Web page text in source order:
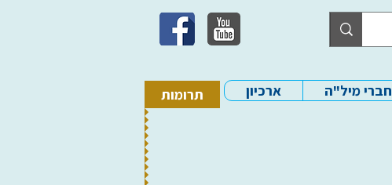
תרומות חברי מיל"ה ארכיון